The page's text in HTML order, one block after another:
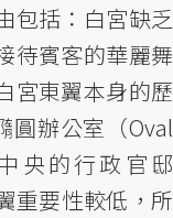
包括：白宮缺乏
待賓客的華麗舞
宮東翼本身的歷
圓辦公室（Oval
央的行政官邸
重要性較低，所